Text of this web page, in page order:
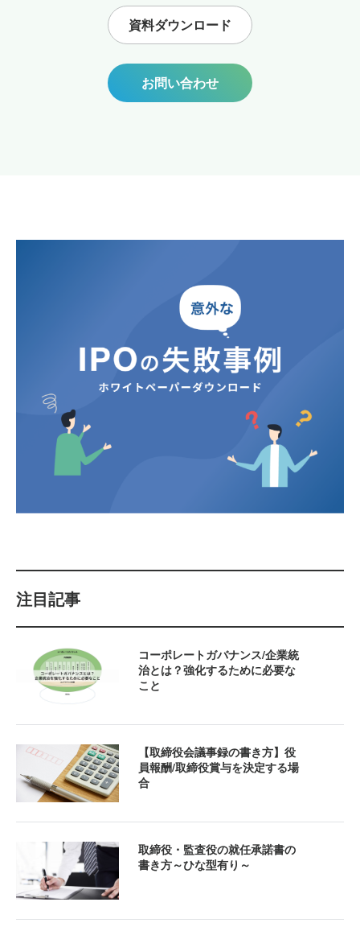
資料ダウンロード
お問い合わせ
注目記事
コーポレートガバナンス/企業統
治とは？強化するために必要な
こと
【取締役会議事録の書き方】役
員報酬/取締役賞与を決定する場
合
取締役・監査役の就任承諾書の
書き方～ひな型有り～